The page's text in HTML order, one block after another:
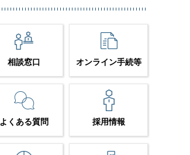
相談窓口 オンライン手続等
よくある質問 採用情報